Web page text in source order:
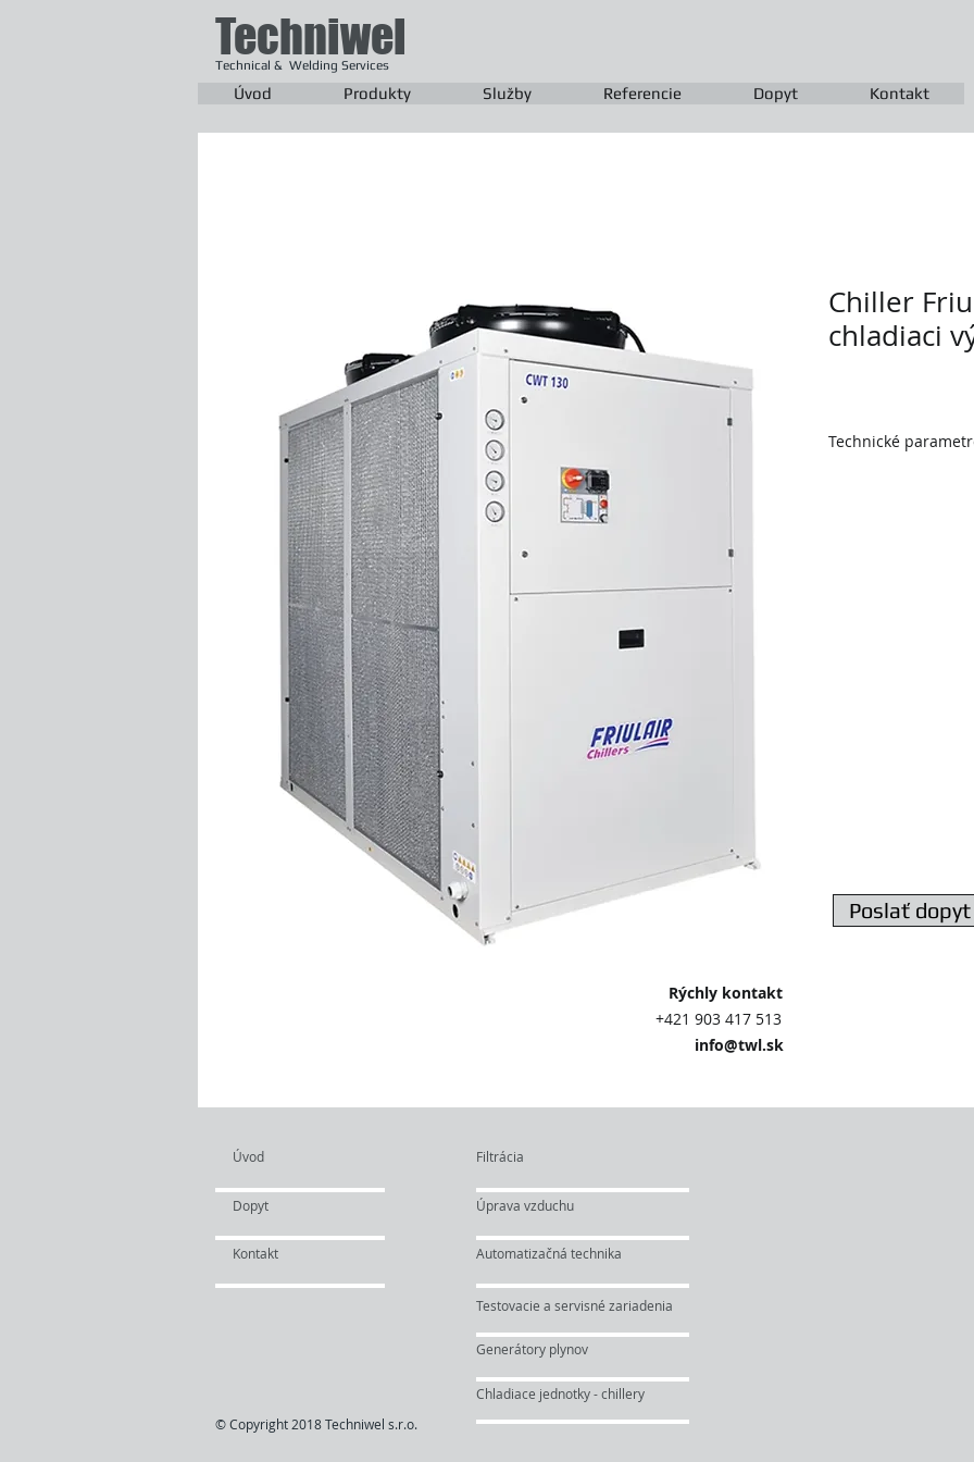
Techniwel
Technical & Welding Services
Úvod Produkty Služby Referencie Dopyt Kontakt
Rýchly kontakt
+421 903 417 513
info@twl.sk
Chiller
chladiaci
Technické
Poslať dopyt
© Copyright 2018 Techniwel s.r.o.
Kontakt Automatizačná technika
Úprava vzduchu
Dopyt
Filtrácia
Testovacie a servisné zariadenia
Úvod
Generátory plynov
Chladiace jednotky - chillery